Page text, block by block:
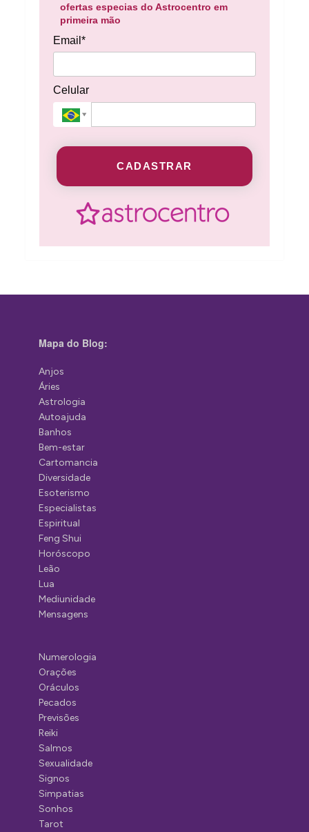
ofertas especias do Astrocentro em
primeira mão
Email*
Celular
CADASTRAR
Mapa do Blog:
Anjos
Áries
Astrologia
Autoajuda
Banhos
Bem-estar
Cartomancia
Diversidade
Esoterismo
Especialistas
Espiritual
Feng Shui
Horóscopo
Leão
Lua
Mediunidade
Mensagens
Numerologia
Orações
Oráculos
Pecados
Previsões
Reiki
Salmos
Sexualidade
Signos
Simpatias
Sonhos
Tarot